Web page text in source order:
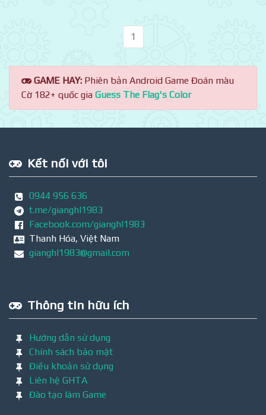
1
GAME HAY: Phiên bản Android Game Đoán màu
Cờ 182+ quốc gia Guess The Flag's Color
Kết nối với tôi
0944 956 636
t.me/gianghl1983
Facebook.com/gianghl1983
Thanh Hóa, Việt Nam
gianghl1983@gmail.com
Thông tin hữu ích
Hướng dẫn sử dụng
Chính sách bảo mật
Điều khoản sử dụng
Liên hệ GHTA
Đào tạo làm Game